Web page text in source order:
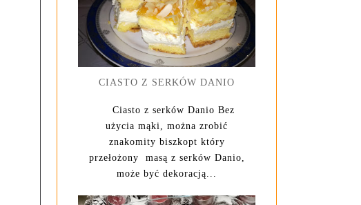
CIASTO Z SERKÓW DANIO
Ciasto z serków Danio Bez
użycia mąki, można zrobić
znakomity biszkopt który
przełożony masą z serków Danio,
może być dekoracją...